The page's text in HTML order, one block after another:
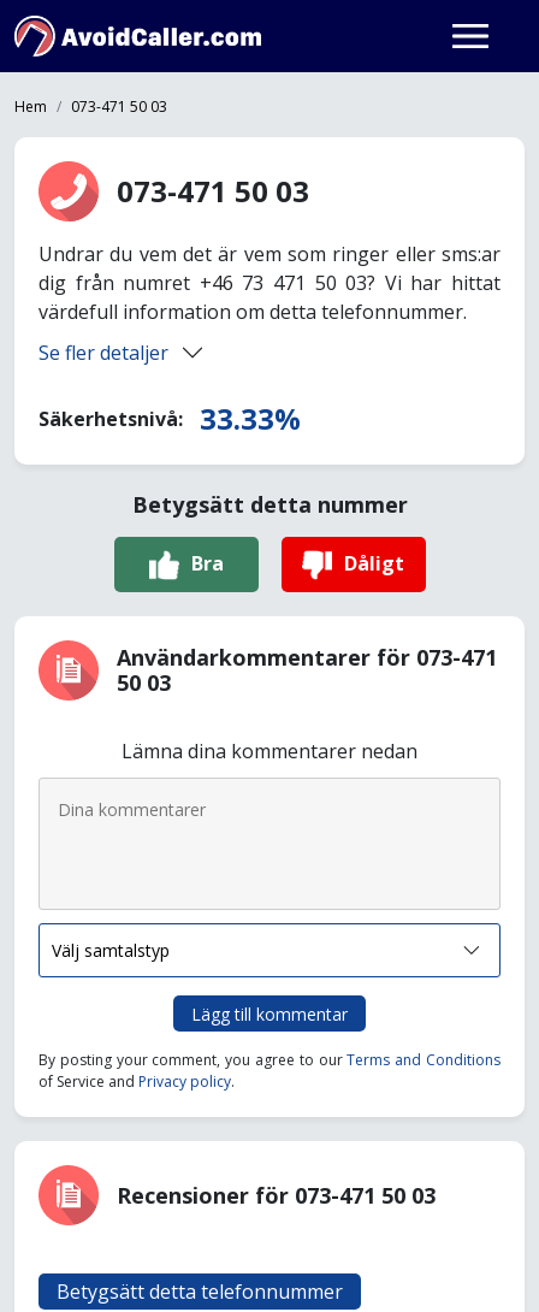
Hem 073-471 50 03
073-471 50 03
Undrar du vem det är vem som ringer eller sms:ar
dig från numret +46 73 471 50 03? Vi har hittat
värdefull information om detta telefonnummer.
Se fler detaljer
Säkerhetsnivå: 33.33%
Betygsätt detta nummer
Bra Dåligt
Användarkommentarer för 073-471
50 03
Lämna dina kommentarer nedan
Lägg till kommentar
By posting your comment, you agree to ourTerms and Conditions
of Service and Privacy policy.
Recensioner för 073-471 50 03
Betygsätt detta telefonnummer